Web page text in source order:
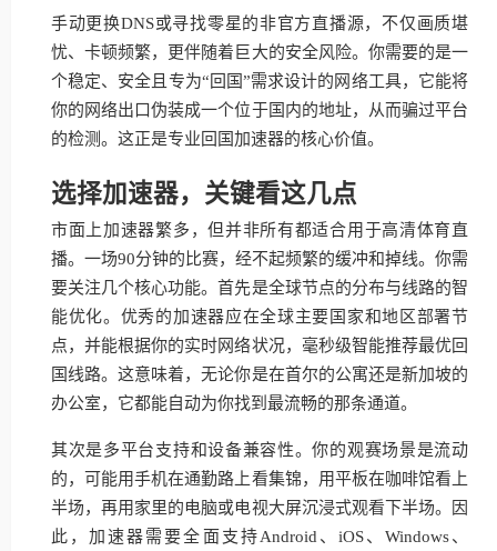
手动更换DNS或寻找零星的非官方直播源，不仅画质堪
忧、卡顿频繁，更伴随着巨大的安全风险。你需要的是一
个稳定、安全且专为“回国”需求设计的网络工具，它能将
你的网络出口伪装成一个位于国内的地址，从而骗过平台
的检测。这正是专业回国加速器的核心价值。
选择加速器，关键看这几点
市面上加速器繁多，但并非所有都适合用于高清体育直
播。一场90分钟的比赛，经不起频繁的缓冲和掉线。你需
要关注几个核心功能。首先是全球节点的分布与线路的智
能优化。优秀的加速器应在全球主要国家和地区部署节
点，并能根据你的实时网络状况，毫秒级智能推荐最优回
国线路。这意味着，无论你是在首尔的公寓还是新加坡的
办公室，它都能自动为你找到最流畅的那条通道。
其次是多平台支持和设备兼容性。你的观赛场景是流动
的，可能用手机在通勤路上看集锦，用平板在咖啡馆看上
半场，再用家里的电脑或电视大屏沉浸式观看下半场。因
此，加速器需要全面支持Android、iOS、Windows、